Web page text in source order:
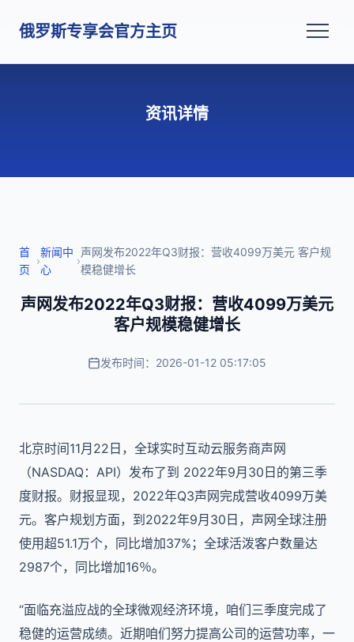
俄罗斯专享会官方主页
资讯详情
首
页
›
新闻中
心
›
声网发布2022年Q3财报：营收4099万美元 客户规
模稳健增长
声网发布2022年Q3财报：营收4099万美元
客户规模稳健增长
发布时间：2026-01-12 05:17:05
北京时间11月22日，全球实时互动云服务商声网
（NASDAQ：API）发布了到 2022年9月30日的第三季
度财报。财报显现，2022年Q3声网完成营收4099万美
元。客户规划方面，到2022年9月30日，声网全球注册
使用超51.1万个，同比增加37%；全球活泼客户数量达
2987个，同比增加16％。
“面临充溢应战的全球微观经济环境，咱们三季度完成了
稳健的运营成绩。近期咱们努力提高公司的运营功率，一